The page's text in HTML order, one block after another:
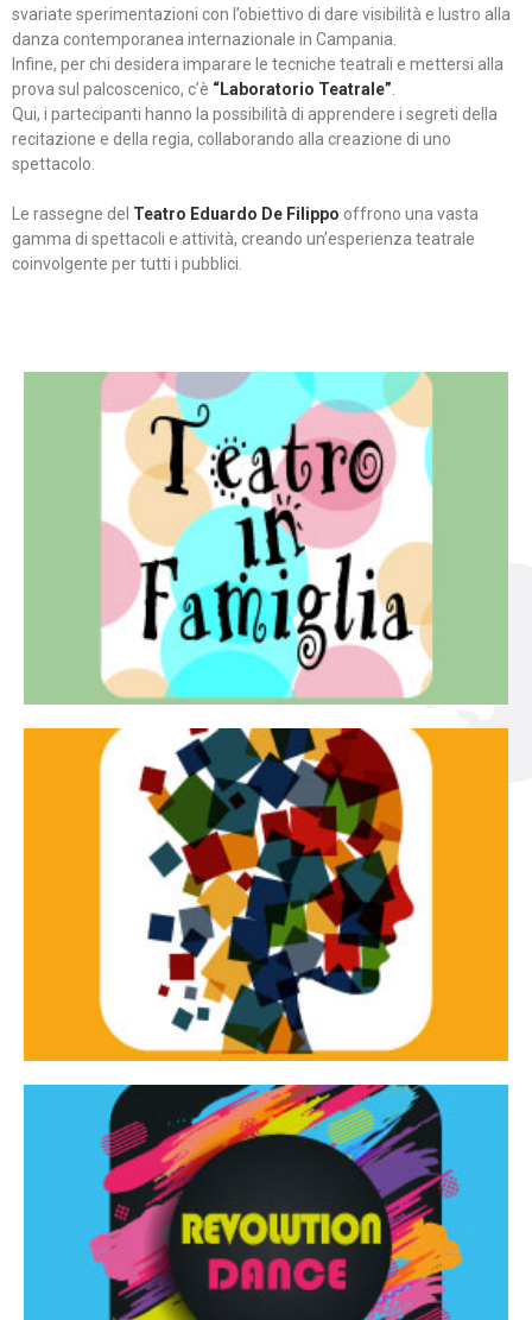
svariate sperimentazioni con l’obiettivo di dare visibilità e lustro alla
danza contemporanea internazionale in Campania.
Infine, per chi desidera imparare le tecniche teatrali e mettersi alla
prova sul palcoscenico, c’è “Laboratorio Teatrale”
Qui, i partecipanti hanno la possibilità di apprendere i segreti della
recitazione e della regia, collaborando alla creazione di uno
spettacolo.
Le rassegne del Teatro Eduardo De Filippo offrono una vasta
gamma di spettacoli e attività, creando un’esperienza teatrale
coinvolgente per tutti i pubblici.
Teatro in famiglia
Teatro In Famiglia è una rassegna di teatro concepita
per far condividere e godere del teatro all’intera
famiglia.
Continua
Tracce dinamiche
Tracce Dinamiche è una rassegna di teatro
d’innovazione e sperimentale.
Continua
Revolution Dance
Rassegna di danza contemporanea – I Edizione